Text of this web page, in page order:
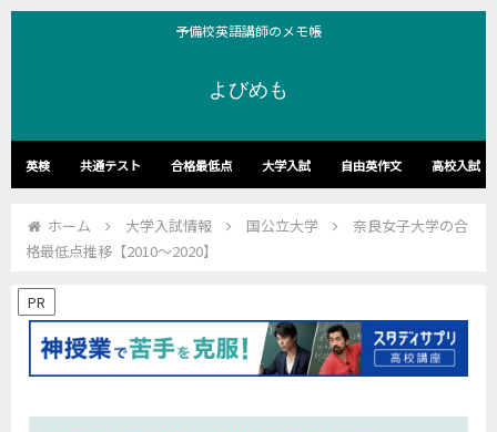
予備校英語講師のメモ帳
よびめも
英検 共通テスト 合格最低点 大学入試 自由英作文 高校入試
ホーム 大学入試情報 国公立大学
奈良女子大学の合
格最低点推移【2010～2020】
PR